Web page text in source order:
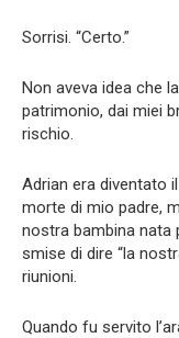
Sorrisi. “Certo.”
Non aveva idea che
patrimonio, dai miei
rischio.
Adrian era diventato
morte di mio padre,
nostra bambina nata
smise di dire “la
riunioni.
Quando fu servito